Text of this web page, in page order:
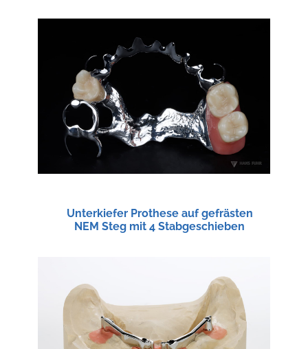
Unterkiefer Prothese auf gefrästen
NEM Steg mit 4 Stabgeschieben